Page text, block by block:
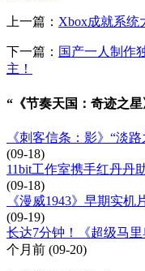
上一篇： Xbox成就系统
下一篇： 国产一人制作
主！
“《节奏天国：奇迹之
《刺客信条：影》“淡
(09-18)
11bit工作室携手红丹丹
(09-18)
《漫威1943》早期实机
(09-19)
长达7分钟！《超级马
个月前 (09-20)